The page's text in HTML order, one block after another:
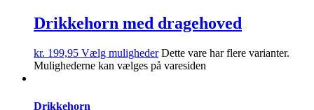
Drikkehorn med dragehoved
kr. 199,95 Vælg muligheder Dette vare har flere varianter.
Mulighederne kan vælges på varesiden
Drikkehorn